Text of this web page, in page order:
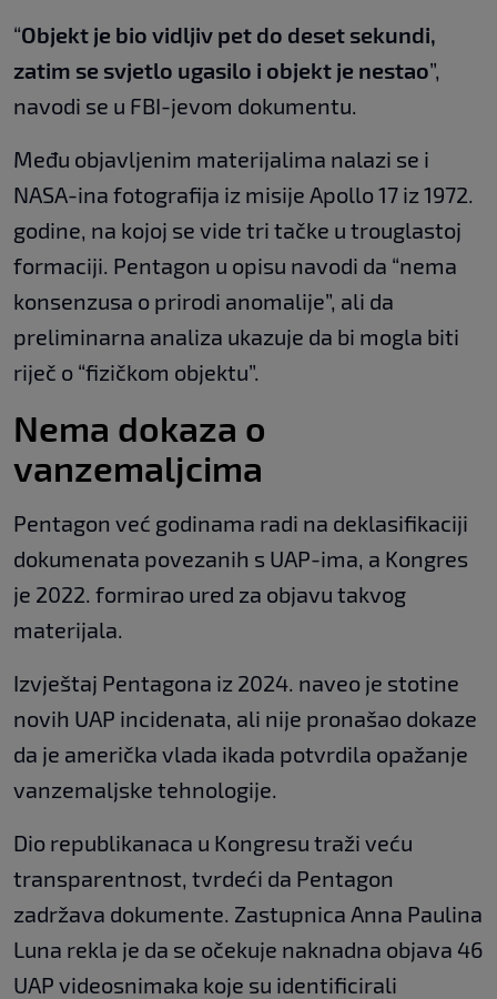
“Objekt je bio vidljiv pet do deset sekundi,
zatim se svjetlo ugasilo i objekt je nestao”,
navodi se u FBI-jevom dokumentu.
Među objavljenim materijalima nalazi se i
NASA-ina fotografija iz misije Apollo 17 iz 1972.
godine, na kojoj se vide tri tačke u trouglastoj
formaciji. Pentagon u opisu navodi da “nema
konsenzusa o prirodi anomalije”, ali da
preliminarna analiza ukazuje da bi mogla biti
riječ o “fizičkom objektu”.
Nema dokaza o
vanzemaljcima
Pentagon već godinama radi na deklasifikaciji
dokumenata povezanih s UAP-ima, a Kongres
je 2022. formirao ured za objavu takvog
materijala.
Izvještaj Pentagona iz 2024. naveo je stotine
novih UAP incidenata, ali nije pronašao dokaze
da je američka vlada ikada potvrdila opažanje
vanzemaljske tehnologije.
Dio republikanaca u Kongresu traži veću
transparentnost, tvrdeći da Pentagon
zadržava dokumente. Zastupnica Anna Paulina
Luna rekla je da se očekuje naknadna objava 46
UAP videosnimaka koje su identificirali